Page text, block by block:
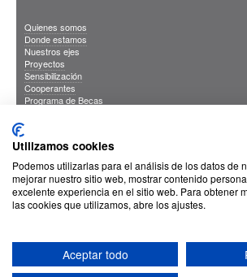
Quienes somos
Donde estamos
Nuestros ejes
Proyectos
Sensibilización
Cooperantes
Programa de Becas
Sus Datos Seguros
Cookies
Proteccion de datos
Utilizamos cookies
Podemos utilizarlas para el análisis de los datos de
mejorar nuestro sitio web, mostrar contenido
excelente experiencia en el sitio web. Para obtener
las cookies que utilizamos, abre los ajustes.
Aceptar todo